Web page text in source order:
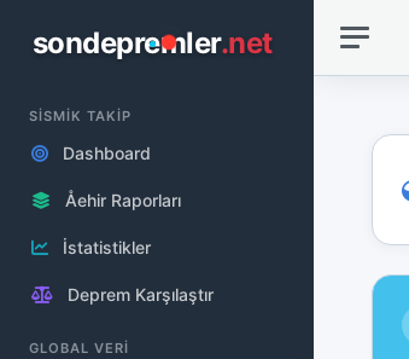
sondepremler.net
SİSMİK TAKİP
Dashboard
Åehir Raporları
İstatistikler
Deprem Karşılaştır
GLOBAL VERİ